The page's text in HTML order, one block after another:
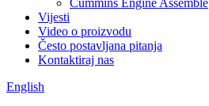
Cummins Engine Assemble
Vijesti
Video o proizvodu
Često postavljana pitanja
Kontaktiraj nas
English